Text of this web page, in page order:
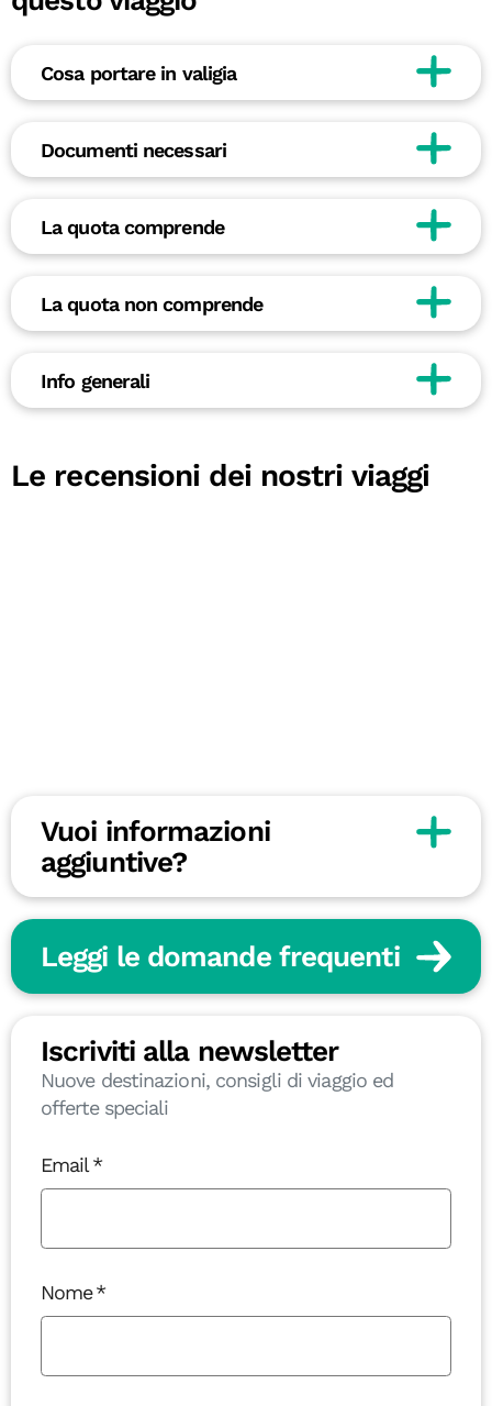
Cosa portare in valigia
Documenti necessari
La quota comprende
La quota non comprende
Info generali
Le recensioni dei nostri viaggi
Vuoi informazioni
aggiuntive?
Leggi le domande frequenti
Iscriviti alla newsletter
Nuove destinazioni, consigli di viaggio ed
offerte speciali
Email
Nome